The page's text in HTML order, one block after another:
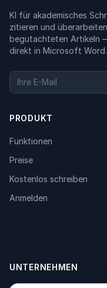
KI für akademisches
zitieren und
begutachteten Artikeln
direkt in Microsoft Word.
PRODUKT
Funktionen
Preise
Kostenlos schreiben
Anmelden
UNTERNEHMEN